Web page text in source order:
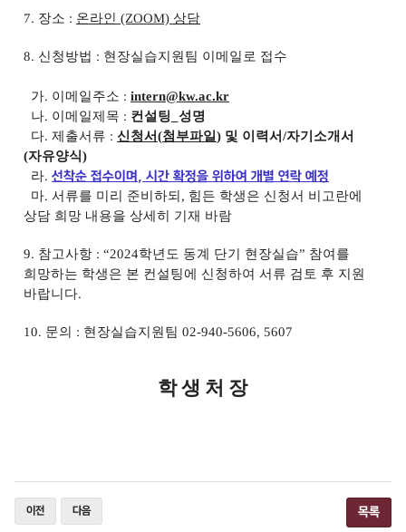
7. 장소 : 온라인 (ZOOM)상담
8. 신청방법 : 현장실습지원팀 이메일로 접수
가. 이메일주소 : intern@kw.ac.kr
나. 이메일제목 : 컨설팅 _성명
다.제출서류 :신청서(첨부파일) 및 이력서/자기소개서
(자유양식)
라.선착순 접수이며 ,시간 확정을 위하여 개별 연락 예정
마.서류를 미리 준비하되 , 힘든 학생은 신청서 비고란에
상담 희망 내용을 상세히 기재 바람
9. 참고사항 : “2024학년도 동계 단기 현장실습” 참여를
희망하는 학생은 본 컨설팅에 신청하여 서류 검토 후 지원
바랍니다.
10. 문의 : 현장실습지원팀 02-940-5606, 5607
학 생 처 장
이전 다음 목록